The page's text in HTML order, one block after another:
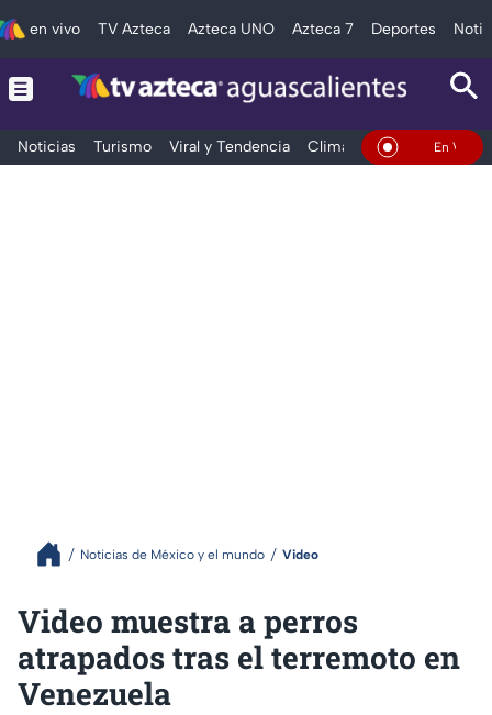
en vivo TV Azteca Azteca UNO Azteca 7 Deportes
Noticias Turismo Viral y Tendencia Clima Deportes En Vivo
Noticias de México y el mundo Video
Video muestra a perros
atrapados tras el terremoto en
Venezuela